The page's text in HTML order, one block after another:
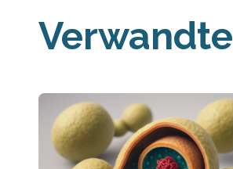
Verwandte